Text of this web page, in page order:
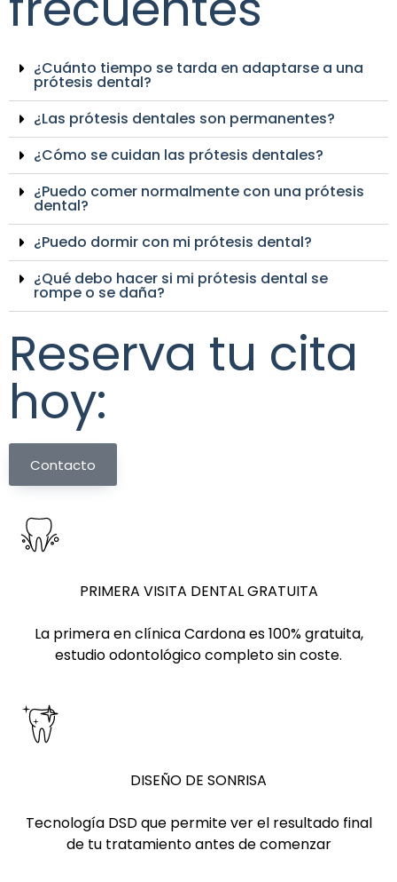
¿Cuánto tiempo se tarda en adaptarse a una
prótesis dental?
¿Las prótesis dentales son permanentes?
¿Cómo se cuidan las prótesis dentales?
¿Puedo comer normalmente con una prótesis
dental?
¿Puedo dormir con mi prótesis dental?
¿Qué debo hacer si mi prótesis dental se
rompe o se daña?
Reserva tu cita
hoy:
Contacto
PRIMERA VISITA DENTAL GRATUITA
La primera en clínica Cardona es 100% gratuita,
estudio odontológico completo sin coste.
DISEÑO DE SONRISA
Tecnología DSD que permite ver el resultado final
de tu tratamiento antes de comenzar